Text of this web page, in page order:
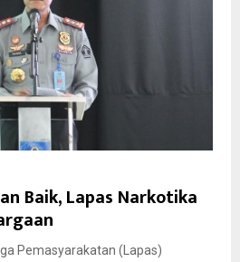
Baik, Lapas Narkotika
Pemasyarakatan (Lapas)